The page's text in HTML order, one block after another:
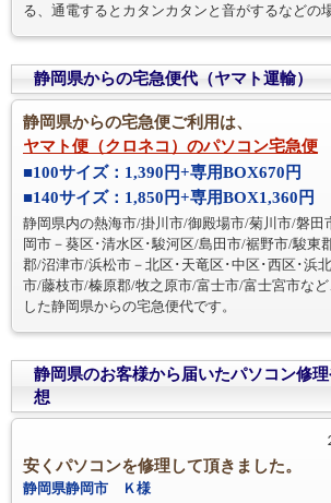
る、通電するとカタンカタンと音がするなどの
静岡県からの宅急便代（ヤマト運輸）
静岡県からの宅急便ご利用は、
ヤマト便（クロネコ）のパソコン宅急便
■100サイズ：1,390円+専用BOX670円
■140サイズ：1,850円+専用BOX1,360円
静岡県内の熱海市/掛川市/御殿場市/菊川市/磐田
岡市－葵区･清水区･駿河区/島田市/裾野市/駿東
郡/沼津市/浜松市－北区･天竜区･中区･西区･浜
市/藤枝市/榛原郡/牧之原市/富士市/富士宮市な
した静岡県からの宅急便代です。
静岡県のお客様から届いたパソコン修
想
安くパソコンを修理して頂きました。
静岡県静岡市 Ｋ様